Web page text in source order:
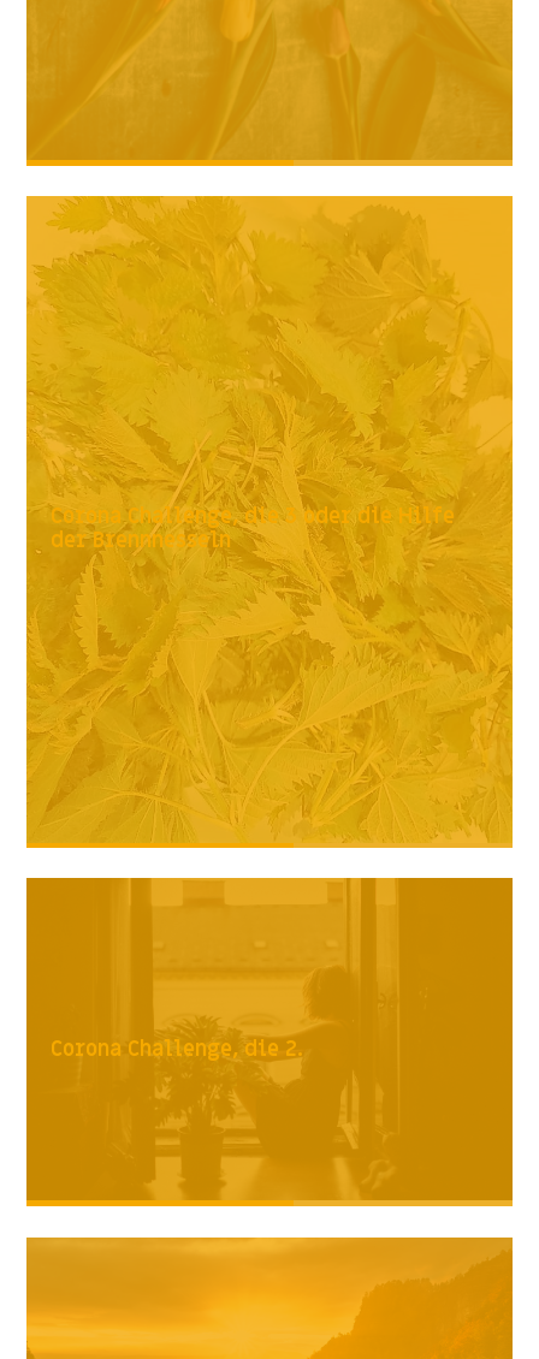
Corona Challenge, die 3 oder die Hilfe
der Brennnesseln
Corona Challenge, die 2.